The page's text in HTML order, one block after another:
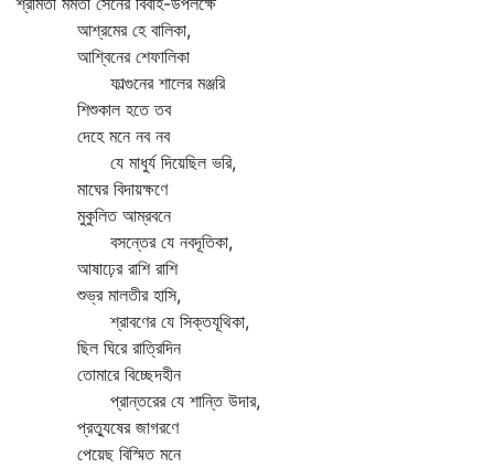
আশ্রমের হে বালিকা,
আশ্বিনের শেফালিকা
ফাল্গুনের শালের মঞ্জরি
শিশুকাল হতে তব
দেহে মনে নব নব
যে মাধুর্য দিয়েছিল ভরি,
মাঘের বিদায়ক্ষণে
মুকুলিত আম্রবনে
বসন্তের যে নবদূতিকা,
আষাঢ়ের রাশি রাশি
শুভ্র মালতীর হাসি,
শ্রাবণের যে সিক্তযূথিকা,
ছিল ঘিরে রাত্রিদিন
তোমারে বিচ্ছেদহীন
প্রান্তরের যে শান্তি উদার,
প্রত্যুষের জাগরণে
পেয়েছ বিস্মিত মনে